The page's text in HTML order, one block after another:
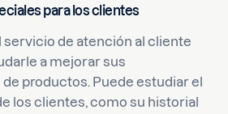
para los clientes
servicio de atención al cliente
a mejorar sus
productos. Puede estudiar el
los clientes, como su historial